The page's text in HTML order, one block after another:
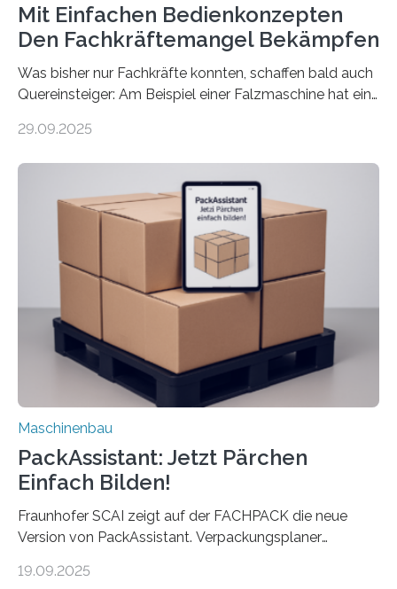
Mit Einfachen Bedienkonzepten
Den Fachkräftemangel Bekämpfen
Was bisher nur Fachkräfte konnten, schaffen bald auch
Quereinsteiger: Am Beispiel einer Falzmaschine hat ein
Mensch-Maschine-Schnittstelle so sehr vereinfacht,
Die zugrunde liegende Methodik lässt sich auf alle
anderen Maschinen übertragen. Eine Falzmaschine
umzurüsten ist ein Job für echte Profis. Eine solche
Maschine faltet in Druckereien Broschüren, Prospekte,
Landkarten und vieles mehr – mehrere Zehntausend
Exemplare pro Stunde. Je nach Maschinentyp und
Auftrag kann das Umrüsten…
29.09.2025
Maschinenbau
PackAssistant: Jetzt Pärchen
Einfach Bilden!
Fraunhofer SCAI zeigt auf der FACHPACK die neue
Version von PackAssistant. Verpackungsplaner
Automobil, Maschinenbau und in der Zulieferindustrie.
19.09.2025